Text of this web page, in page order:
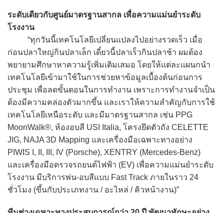
ระดับเดียวกับศูนย์มาตรฐานสากล เพื่อความแม่นยําระดับ
โรงงาน
“ทุกวันนี้เทคโนโลยีเปลี่ยนแปลงไปอย่างรวดเร็ว เมื่อ
ก่อนปลาใหญ่กินปลาเล็ก เดี๋ยวนี้ปลาเร็วกินปลาช้า ผมต้อง
พยายามศึกษาหาความรู้เพิ่มเติมเสมอ โดยให้แต่ละแผนกนำ
เทคโนโลยีเข้ามาใช้ในการช่วยหาข้อมูลเบื้องต้นก่อนการ
ประชุม เพื่อลดขั้นตอนในการทำงาน เพราะการทำงานจำเป็น
ต้องมีความคล่องตัวมากขึ้น และเราให้ความสำคัญกับการใช้
เทคโนโลยีเหนือระดับ และมีมาตรฐานสากล เช่น PPG
MoonWalk®, ห้องอบสี USI Italia, โครงยึดตัวถัง CELETTE
JIG, NAJA 3D Mapping และเครื่องมือเฉพาะทางอย่าง
PIWIS I, II, III, IV (Porsche), XENTRY (Mercedes-Benz)
และเครื่องมือตรวจรถยนต์ไฟฟ้า (EV) เพื่อความแม่นยำระดับ
โรงงาน มีบริการพ่น-อบสีแบบ Fast Track ภายในราว 24
ชั่วโมง (ขึ้นกับประเภทงาน / อะไหล่ / คิวหน้างาน)”